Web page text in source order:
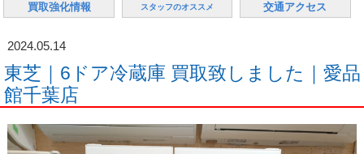
買取強化情報 スタッフのオススメ 交通アクセス
2024.05.14
東芝｜6ドア冷蔵庫 買取致しました｜愛品
館千葉店